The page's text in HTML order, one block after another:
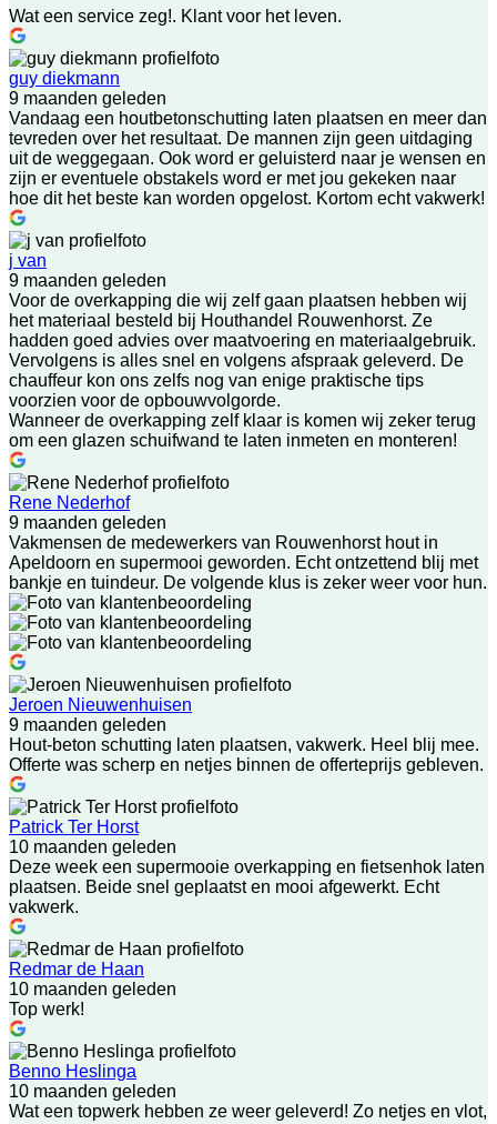
Wat een service zeg!. Klant voor het leven.
guy diekmann
9 maanden geleden
Vandaag een houtbetonschutting laten plaatsen en meer dan
tevreden over het resultaat. De mannen zijn geen uitdaging
uit de weggegaan. Ook word er geluisterd naar je wensen en
zijn er eventuele obstakels word er met jou gekeken naar
hoe dit het beste kan worden opgelost. Kortom echt vakwerk!
j van
9 maanden geleden
Voor de overkapping die wij zelf gaan plaatsen hebben wij
het materiaal besteld bij Houthandel Rouwenhorst. Ze
hadden goed advies over maatvoering en materiaalgebruik.
Vervolgens is alles snel en volgens afspraak geleverd. De
chauffeur kon ons zelfs nog van enige praktische tips
voorzien voor de opbouwvolgorde.
Wanneer de overkapping zelf klaar is komen wij zeker terug
om een glazen schuifwand te laten inmeten en monteren!
Rene Nederhof
9 maanden geleden
Vakmensen de medewerkers van Rouwenhorst hout in
Apeldoorn en supermooi geworden. Echt ontzettend blij met
bankje en tuindeur. De volgende klus is zeker weer voor hun.
Jeroen Nieuwenhuisen
9 maanden geleden
Hout-beton schutting laten plaatsen, vakwerk. Heel blij mee.
Offerte was scherp en netjes binnen de offerteprijs gebleven.
Patrick Ter Horst
10 maanden geleden
Deze week een supermooie overkapping en fietsenhok laten
plaatsen. Beide snel geplaatst en mooi afgewerkt. Echt
vakwerk.
Redmar de Haan
10 maanden geleden
Top werk!
Benno Heslinga
10 maanden geleden
Wat een topwerk hebben ze weer geleverd! Zo netjes en vlot,